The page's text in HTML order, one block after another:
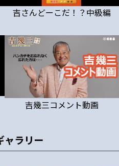
吉さんどーこだ！？中級編
吉幾三コメント動画
ャラリー